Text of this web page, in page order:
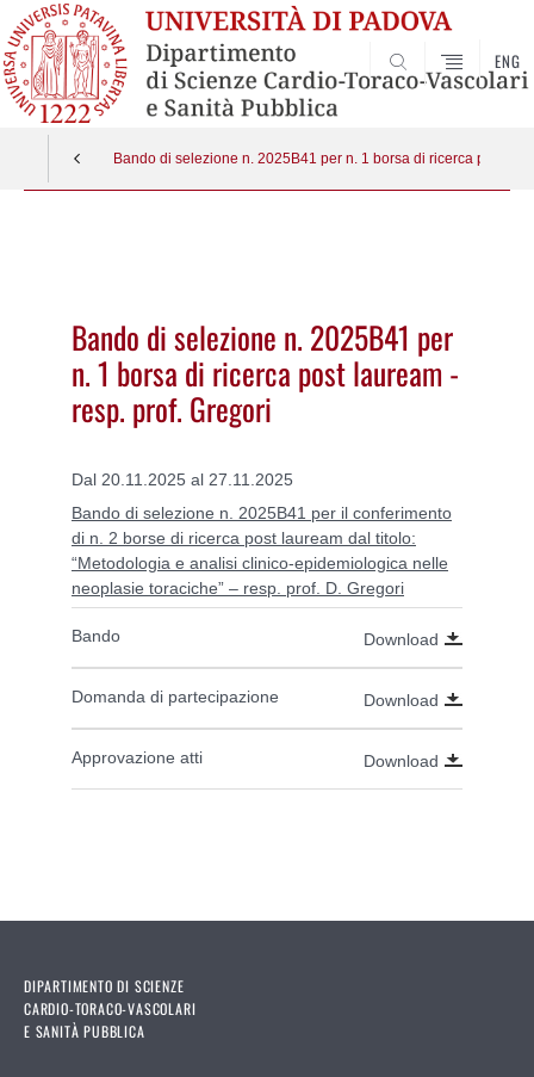
SEARCH
ENG
Bando di selezione n. 2025B41 per n. 1 borsa di ricerca post
Bando di selezione n. 2025B41 per
n. 1 borsa di ricerca post lauream -
resp. prof. Gregori
Dal 20.11.2025 al 27.11.2025
Bando di selezione n. 2025B41 per il conferimento
di n. 2 borse di ricerca post lauream dal titolo:
“Metodologia e analisi clinico-epidemiologica nelle
neoplasie toraciche” – resp. prof. D. Gregori
Bando Download
Domanda di partecipazione Download
Approvazione atti Download
DIPARTIMENTO DI SCIENZE
CARDIO-TORACO-VASCOLARI
E SANITÀ PUBBLICA